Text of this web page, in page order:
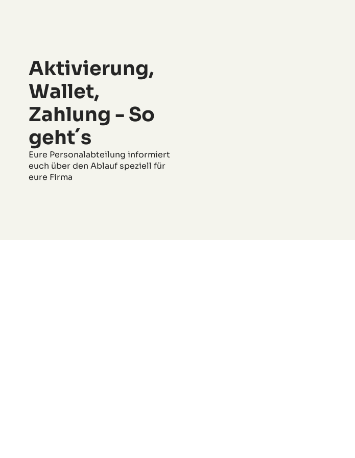
Aktivierung,
Wallet,
Zahlung - So
geht´s
Eure Personalabteilung informiert
euch über den Ablauf speziell für
eure Firma